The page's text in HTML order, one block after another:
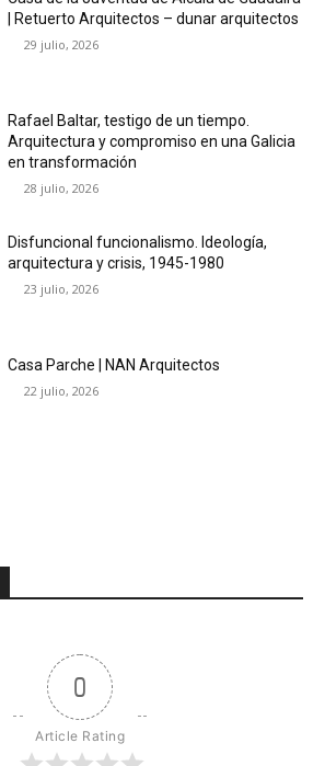
| Retuerto Arquitectos – dunar arquitectos
29 julio, 2026
Rafael Baltar, testigo de un tiempo.
Arquitectura y compromiso en una Galicia
en transformación
28 julio, 2026
Disfuncional funcionalismo. Ideología,
arquitectura y crisis, 1945-1980
23 julio, 2026
Casa Parche | NAN Arquitectos
22 julio, 2026
0
Article Rating